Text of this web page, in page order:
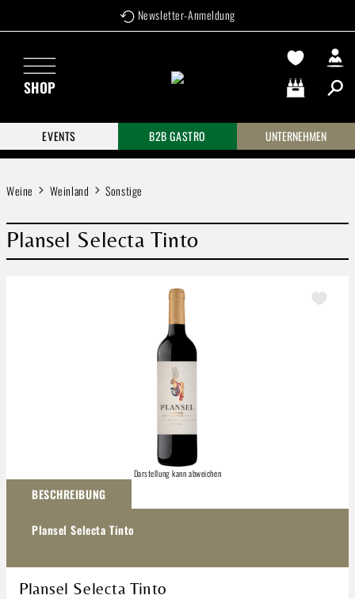
Zum Hauptinhalt springen Newsletter-Anmeldung
SHOP
Warenkorb
EVENTS
B2B GASTRO UNTERNEHMEN
Weine Weinland Sonstige
Plansel Selecta Tinto
Darstellung kann abweichen
BESCHREIBUNG
Plansel Selecta Tinto
Plansel Selecta Tinto